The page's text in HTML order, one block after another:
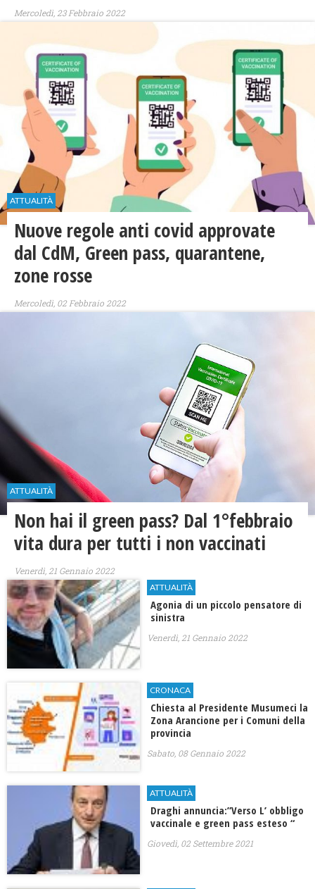
Mercoledì, 23 Febbraio 2022
ATTUALITÀ
Nuove regole anti covid approvate
dal CdM, Green pass, quarantene,
zone rosse
Mercoledì, 02 Febbraio 2022
ATTUALITÀ
Non hai il green pass? Dal 1°febbraio
vita dura per tutti i non vaccinati
Venerdì, 21 Gennaio 2022
ATTUALITÀ
Agonia di un piccolo pensatore di
sinistra
Venerdì, 21 Gennaio 2022
CRONACA
Chiesta al Presidente Musumeci la
Zona Arancione per i Comuni della
provincia
Sabato, 08 Gennaio 2022
ATTUALITÀ
Draghi annuncia:”Verso L’ obbligo
vaccinale e green pass esteso “
Giovedì, 02 Settembre 2021